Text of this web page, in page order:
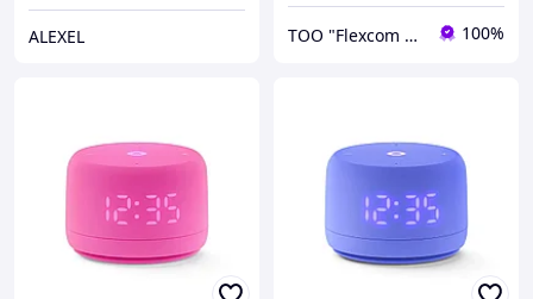
ALEXEL ТОО "Flexcom LTD" 100%